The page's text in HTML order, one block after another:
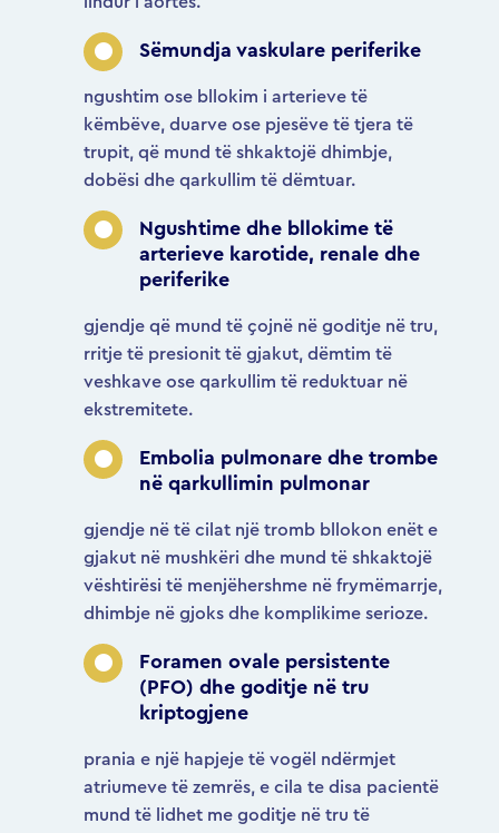
Sëmundja vaskulare periferike
ngushtim ose bllokim i arterieve të
këmbëve, duarve ose pjesëve të tjera të
trupit, që mund të shkaktojë dhimbje,
dobësi dhe qarkullim të dëmtuar.
Ngushtime dhe bllokime të
arterieve karotide, renale dhe
periferike
gjendje që mund të çojnë në goditje në tru,
rritje të presionit të gjakut, dëmtim të
veshkave ose qarkullim të reduktuar në
ekstremitete.
Embolia pulmonare dhe trombe
në qarkullimin pulmonar
gjendje në të cilat një tromb bllokon enët e
gjakut në mushkëri dhe mund të shkaktojë
vështirësi të menjëhershme në frymëmarrje,
dhimbje në gjoks dhe komplikime serioze.
Foramen ovale persistente
(PFO) dhe goditje në tru
kriptogjene
prania e një hapjeje të vogël ndërmjet
atriumeve të zemrës, e cila te disa pacientë
mund të lidhet me goditje në tru të